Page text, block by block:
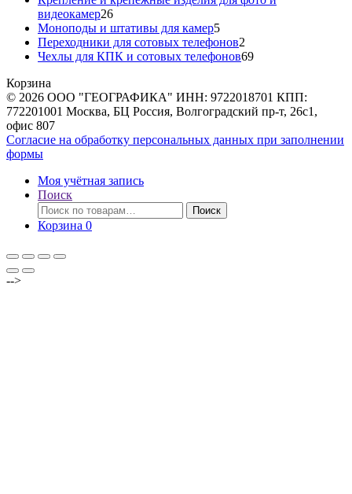
видеокамер2626
товаров
Моноподы и штативы для камер55
товаров
Переходники для сотовых телефонов2
товара
Чехлы для КПК и сотовых телефонов6969
Корзина
© 2026 ООО "ГЕОГРАФИКА" ИНН: 9722018701 КПП:
772201001 Москва, БЦ Россия, Волгоградский пр-т, 26с1,
офис 807
Согласие на обработку персональных данных при заполнении
формы
Моя учётная запись
Поиск
Искать:
Поиск
Корзина 0
-->